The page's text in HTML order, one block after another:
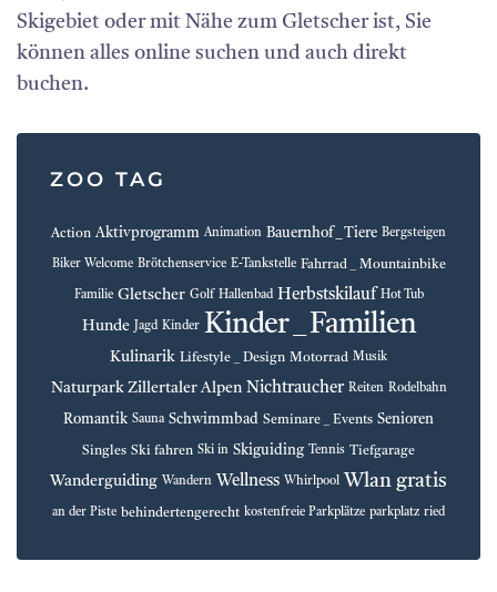
Skigebiet oder mit Nähe zum Gletscher ist, Sie
können alles online suchen und auch direkt
buchen.
ZOO TAG
Action Aktivprogramm Animation Bauernhof _ Tiere Bergsteigen
Biker Welcome Brötchenservice E-Tankstelle Fahrrad _ Mountainbike
Familie Gletscher Golf Hallenbad Herbstskilauf Hot Tub
Hunde Jagd Kinder Kinder _ Familien
Kulinarik Lifestyle _ Design Motorrad Musik
Naturpark Zillertaler Alpen Nichtraucher Reiten Rodelbahn
Romantik Sauna Schwimmbad Seminare _ Events Senioren
Singles Ski fahren Ski in Skiguiding Tennis Tiefgarage
Wanderguiding Wandern Wellness Whirlpool Wlan gratis
an der Piste behindertengerecht kostenfreie Parkplätze parkplatz ried